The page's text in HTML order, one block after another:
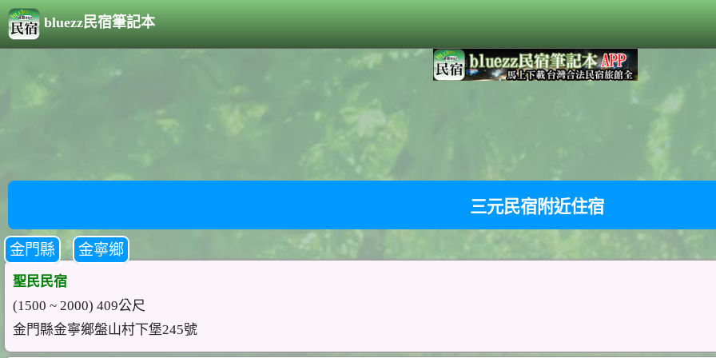
bluezz民宿筆記本
三元民宿附近住宿
金門縣 金寧鄉
聖民民宿
(1500 ~ 2000) 409公尺
金門縣金寧鄉盤山村下堡245號